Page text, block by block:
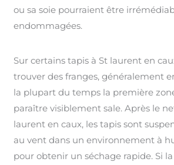
ou sa soie pourraient être
endommagées.
Sur certains tapis à St laurent en
trouver des franges, généralement
la plupart du temps la première
paraître visiblement sale. Après le
laurent en caux, les tapis sont
au vent dans un environnement à
pour obtenir un séchage rapide. Si